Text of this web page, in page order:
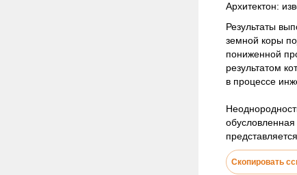
Архитектон:
Результаты
земной коры
пониженной
результатом
в процессе
Скопировать